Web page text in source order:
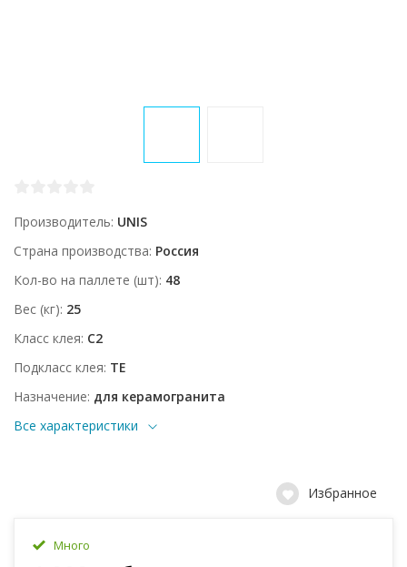
Производитель UNIS
Страна производства Россия
Кол-во на паллете (шт) 48
Вес (кг) 25
Класс клея C2
Подкласс клея TE
Назначение для керамогранита
Все характеристики
Избранное
Много